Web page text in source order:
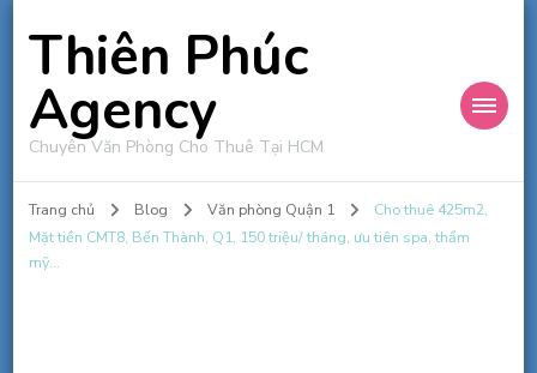
Thiên Phúc
Agency
Chuyên Văn Phòng Cho Thuê Tại HCM
Trang chủ Blog Văn phòng Quận 1
Cho thuê 425m2,
Mặt tiền CMT8, Bến Thành, Q1, 150 triệu/ tháng, ưu tiên spa, thẩm
mỹ…